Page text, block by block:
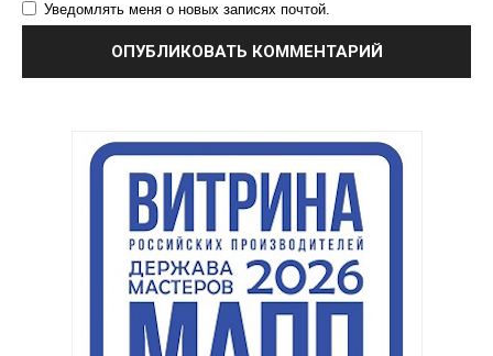
Уведомлять меня о новых записях почтой.